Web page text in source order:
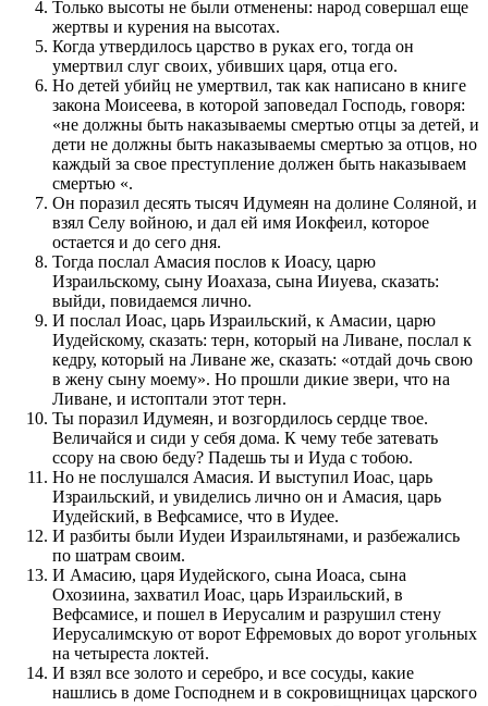
Только высоты не были отменены: народ совершал еще
жертвы и курения на высотах.
Когда утвердилось царство в руках его, тогда он
умертвил слуг своих, убивших царя, отца его.
Но детей убийц не умертвил, так как написано в книге
закона Моисеева, в которой заповедал Господь, говоря:
«не должны быть наказываемы смертью отцы за детей, и
дети не должны быть наказываемы смертью за отцов, но
каждый за свое преступление должен быть наказываем
смертью «.
Он поразил десять тысяч Идумеян на долине Соляной, и
взял Селу войною, и дал ей имя Иокфеил, которое
остается и до сего дня.
Тогда послал Амасия послов к Иоасу, царю
Израильскому, сыну Иоахаза, сына Ииуева, сказать:
выйди, повидаемся лично.
И послал Иоас, царь Израильский, к Амасии, царю
Иудейскому, сказать: терн, который на Ливане, послал к
кедру, который на Ливане же, сказать: «отдай дочь свою
в жену сыну моему». Но прошли дикие звери, что на
Ливане, и истоптали этот терн.
Ты поразил Идумеян, и возгордилось сердце твое.
Величайся и сиди у себя дома. К чему тебе затевать
ссору на свою беду? Падешь ты и Иуда с тобою.
Но не послушался Амасия. И выступил Иоас, царь
Израильский, и увиделись лично он и Амасия, царь
Иудейский, в Вефсамисе, что в Иудее.
И разбиты были Иудеи Израильтянами, и разбежались
по шатрам своим.
И Амасию, царя Иудейского, сына Иоаса, сына
Охозиина, захватил Иоас, царь Израильский, в
Вефсамисе, и пошел в Иерусалим и разрушил стену
Иерусалимскую от ворот Ефремовых до ворот угольных
на четыреста локтей.
И взял все золото и серебро, и все сосуды, какие
нашлись в доме Господнем и в сокровищницах царского